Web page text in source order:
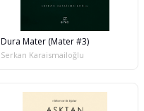
Dura Mater (Mater #3)
Serkan Karaismailoğlu